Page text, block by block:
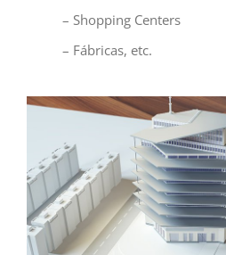
– Shopping Centers
– Fábricas, etc.